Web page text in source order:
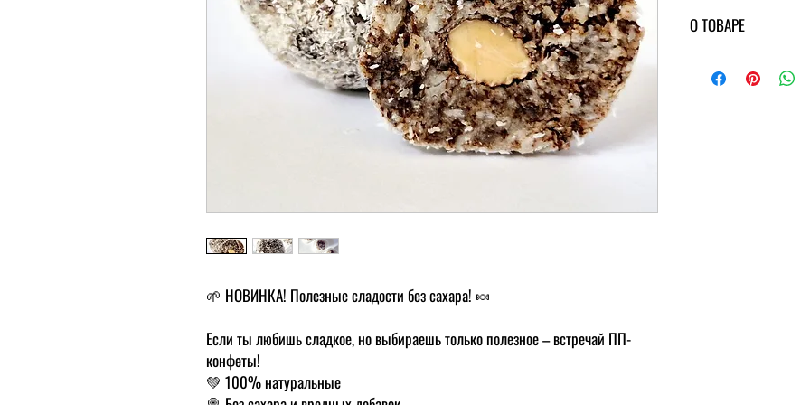
🌱 НОВИНКА! Полезные сладости без сахара! 🍬
Если ты любишь сладкое, но выбираешь только полезное – встречай ПП-
конфеты!
💚 100% натуральные
О ТОВАРЕ
миндаль,